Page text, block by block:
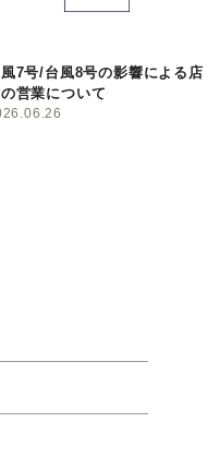
7号/台風8号の影響による店
営業について